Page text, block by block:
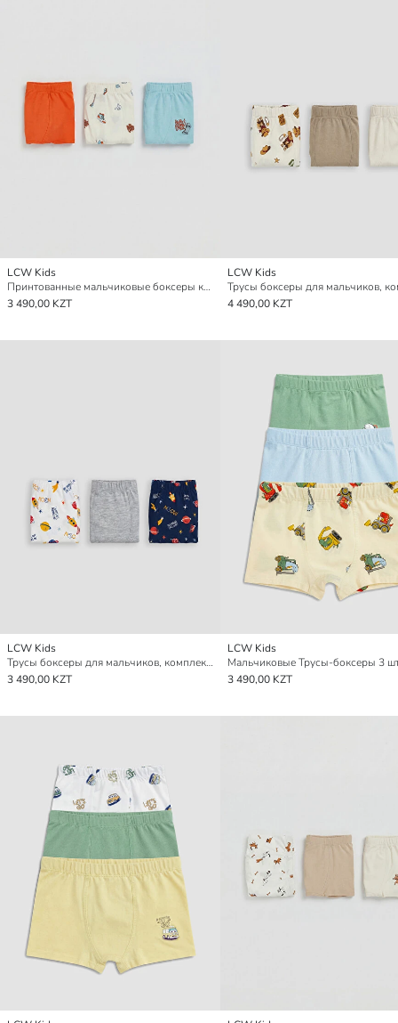
LCW Kids
Принтованные мальчиковые боксеры комплект из 3-х штук
3 490,00 KZT
LCW Kids
4 490,00 KZT
LCW Kids
Трусы боксеры для мальчиков, комплект из 3 штук
3 490,00 KZT
LCW Kids
Мальчиковые Трусы-боксеры 3
3 490,00 KZT